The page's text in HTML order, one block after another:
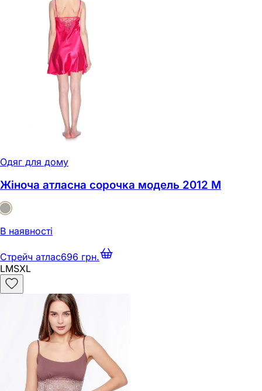
Одяг для дому
Жіноча атласна сорочка модель 2012 M
В наявності
Стрейч атлас696 грн.
LMSXL